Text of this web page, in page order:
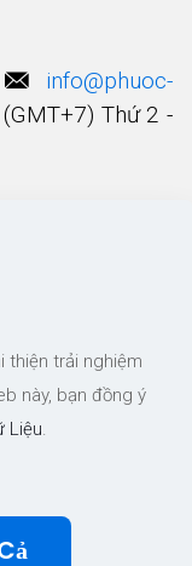
info@phuoc-
Thứ 2 -
về Công Ty
Sự
thiện trải nghiệm
này, bạn đồng ý
Liệu.